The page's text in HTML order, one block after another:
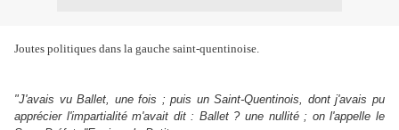
Joutes politiques dans la gauche saint-quentinoise.
"J'avais vu Ballet, une fois ; puis un Saint-Quentinois, dont j'avais pu
apprécier l'impartialité m'avait dit : Ballet ? une nullité ; on l'appelle le